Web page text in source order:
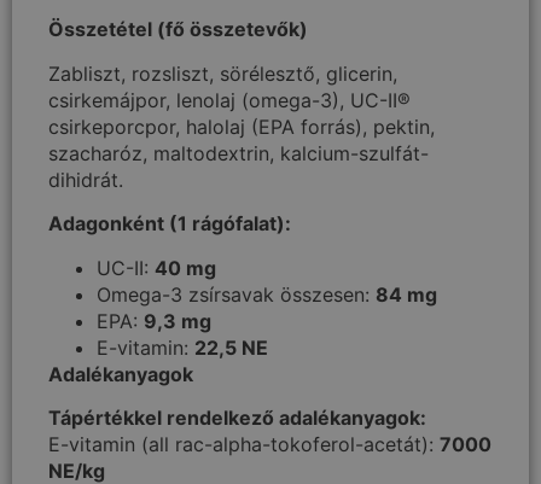
Összetétel (fő összetevők)
Zabliszt, rozsliszt, sörélesztő, glicerin,
csirkemájpor, lenolaj (omega-3), UC-II®
csirkeporcpor, halolaj (EPA forrás), pektin,
szacharóz, maltodextrin, kalcium-szulfát-
dihidrát.
Adagonként (1 rágófalat):
UC-II: 40 mg
Omega-3 zsírsavak összesen: 84 mg
EPA: 9,3 mg
E-vitamin: 22,5 NE
Adalékanyagok
Tápértékkel rendelkező adalékanyagok:
E-vitamin (all rac-alpha-tokoferol-acetát): 7000
NE/kg